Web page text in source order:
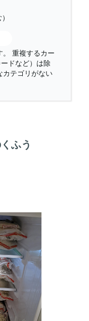
。 重複するカー
ドなど）は除
カテゴリがない
ふう